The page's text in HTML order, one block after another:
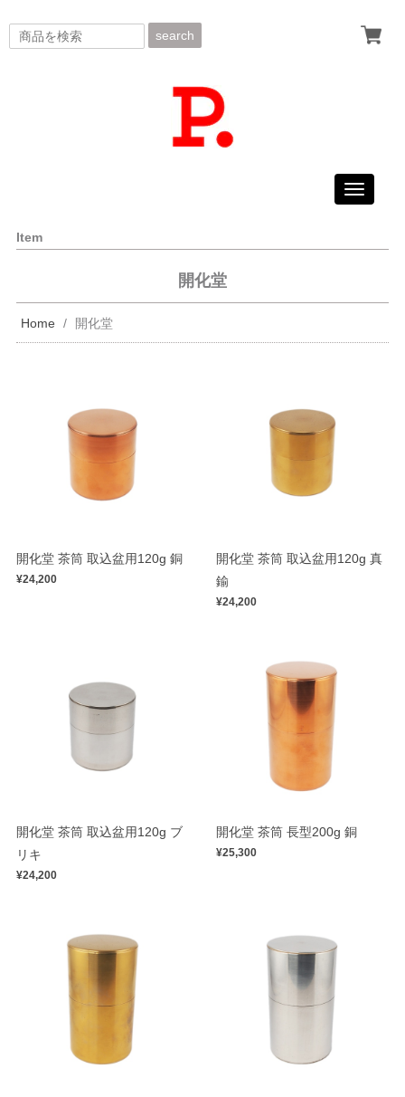
search
Toggle
Item
開化堂
Home 開化堂
開化堂 茶筒 取込盆用120g 銅
¥24,200
開化堂 茶筒 取込盆用120g 真
鍮
¥24,200
開化堂 茶筒 取込盆用120g ブ
リキ
¥24,200
開化堂 茶筒 長型200g 銅
¥25,300